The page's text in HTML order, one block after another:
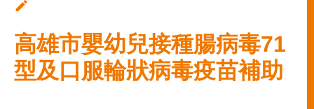
高雄市嬰幼兒接種腸病毒71
型及口服輪狀病毒疫苗補助